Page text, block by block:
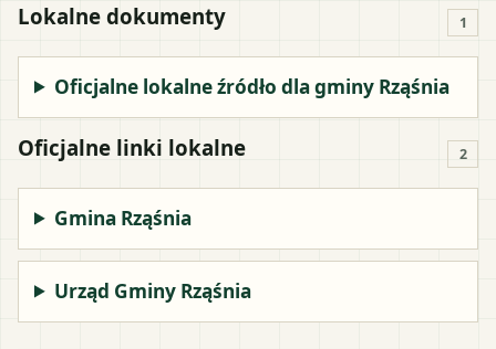
Lokalne dokumenty 1
Oficjalne lokalne źródło dla gminy Rząśnia
Oficjalne linki lokalne 2
Gmina Rząśnia
Urząd Gminy Rząśnia